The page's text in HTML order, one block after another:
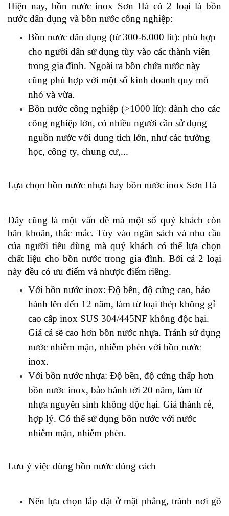
Hiện nay, bồn nước inox Sơn Hà có 2 loại là bồn
nước dân dụng và bồn nước công nghiệp:
Bồn nước dân dụng (từ 300-6.000 lít): phù hợp
cho người dân sử dụng tùy vào các thành viên
trong gia đình. Ngoài ra bồn chứa nước này
cũng phù hợp với một số kinh doanh quy mô
nhỏ và vừa.
Bồn nước công nghiệp (>1000 lít): dành cho các
công nghiệp lớn, có nhiều người cần sử dụng
nguồn nước với dung tích lớn, như các trường
học, công ty, chung cư,...
Lựa chọn bồn nước nhựa hay bồn nước inox Sơn Hà
Đây cũng là một vấn đề mà một số quý khách còn
băn khoăn, thắc mắc. Tùy vào ngân sách và nhu cầu
của người tiêu dùng mà quý khách có thể lựa chọn
chất liệu cho bồn nước trong gia đình. Bởi cả 2 loại
này đều có ưu điểm và nhược điểm riêng.
Với bồn nước inox: Độ bền, độ cứng cao, bảo
hành lên đến 12 năm, làm từ loại thép không gỉ
cao cấp inox SUS 304/445NF không độc hại.
Giá cả sẽ cao hơn bồn nước nhựa. Tránh sử dụng
nước nhiễm mặn, nhiễm phèn với bồn nước
inox.
Với bồn nước nhựa: Độ bền, độ cứng thấp hơn
bồn nước inox, bảo hành tới 20 năm, làm từ
nhựa nguyên sinh không độc hại. Giá thành rẻ,
hợp lý. Có thể sử dụng bồn nước với nước
nhiễm mặn, nhiễm phèn.
Lưu ý việc dùng bồn nước đúng cách
Nên lựa chọn lắp đặt ở mặt phẳng, tránh nơi gồ